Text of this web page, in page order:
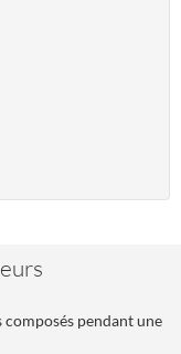
pendant une